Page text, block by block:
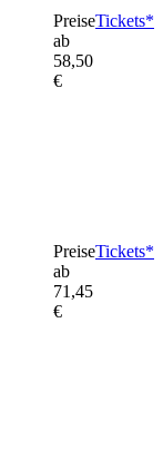
Preise
ab
58,50
€
Tickets*
Preise
ab
71,45
€
Tickets*